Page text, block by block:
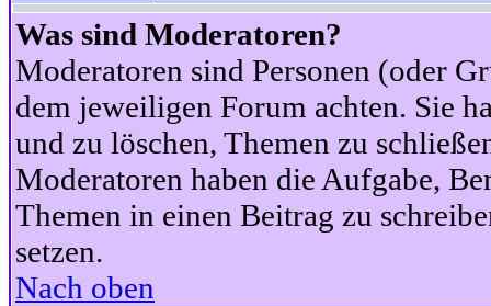
Was sind Moderatoren?
Moderatoren sind Personen (oder
dem jeweiligen Forum achten. Sie
und zu löschen, Themen zu
Moderatoren haben die Aufgabe,
Themen in einen Beitrag zu
setzen.
Nach oben